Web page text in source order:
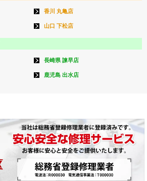
香川 丸亀店
山口 下松店
長崎県 諫早店
鹿児島 出水店